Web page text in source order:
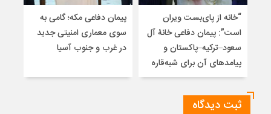
“خانه از پای‌بست ویران
است”: پیمان دفاعی خانۀ آل
سعود–ترکیه–پاکستان و
پیامدهای آن برای شبه‌قاره
پیمان دفاعی مکه؛ گامی به
سوی معماری امنیتی جدید
در غرب و جنوب آسیا
ثبت دیدگاه